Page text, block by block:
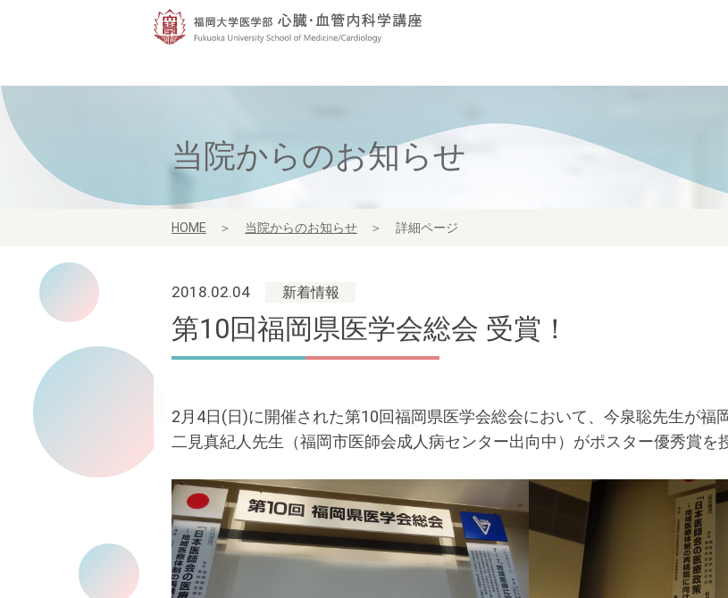
当院からのお知らせ
HOME ＞ 当院からのお知らせ ＞ 詳細ページ
2018.02.04 新着情報
第10回福岡県医学会総会 受賞！
2月4日(日)に開催された第10回福岡県医学会総会において、今泉聡先生が福
二見真紀人先生（福岡市医師会成人病センター出向中）がポスター優秀賞を